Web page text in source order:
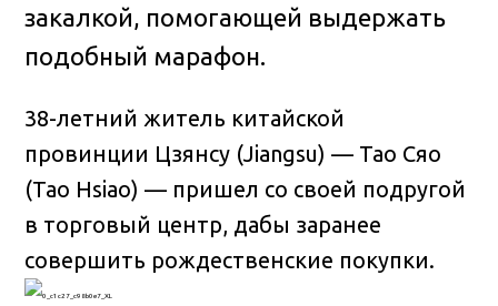
закалкой, помогающей выдержать
подобный марафон.
38-летний житель китайской
провинции Цзянсу (Jiangsu) — Тао Сяо
(Tao Hsiao) — пришел со своей подругой
в торговый центр, дабы заранее
совершить рождественские покупки.